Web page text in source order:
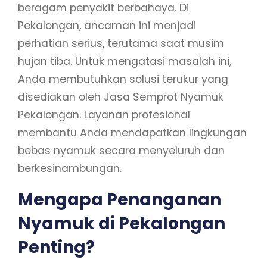
beragam penyakit berbahaya. Di
Pekalongan, ancaman ini menjadi
perhatian serius, terutama saat musim
hujan tiba. Untuk mengatasi masalah ini,
Anda membutuhkan solusi terukur yang
disediakan oleh Jasa Semprot Nyamuk
Pekalongan. Layanan profesional
membantu Anda mendapatkan lingkungan
bebas nyamuk secara menyeluruh dan
berkesinambungan.
Mengapa Penanganan
Nyamuk di Pekalongan
Penting?